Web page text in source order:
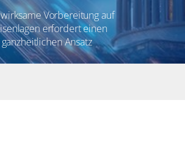
Vorbereitung auf
erfordert einen
ganzheitlichen Ansatz